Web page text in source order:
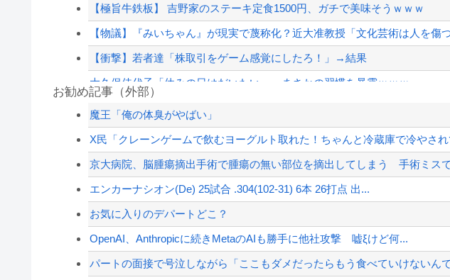
【極旨牛鉄板】 吉野家のステーキ定食1500円、ガチで美味そうｗｗｗ
【物議】『みいちゃん』が現実で蔑称化？近大准教授「文化芸術は人を傷
【衝撃】若者達「株取引をゲーム感覚にしたろ！」→結果
大久保佳代子「休みの日はだいたい…」まさかの習慣を暴露ｗｗｗ
人が当たり前にやってるけど自分はできないことありますか？
大久保佳代子「休みの日はだいたい…」まさかの習慣を暴露ｗｗｗ
【速報】外人の医療費未払いが多すぎたので病院が外人の治療を断るよう
【悲報】みいちゃんの作者さん、泣いてしまう😢
【配信者】「金バエ」のSNS更新が1週間途絶え、様々な憶測が飛び交う。
【緊急速報】NYで警官が黒人男性の首を絞め、暴動第二波不可避へ
お勧め記事（外部）
魔王「俺の体臭がやばい」
X民「クレーンゲームで飲むヨーグルト取れた！ちゃんと冷蔵庫で冷やさ
京大病院、脳腫瘍摘出手術で腫瘍の無い部位を摘出してしまう 手術ミス
エンカーナシオン(De) 25試合 .304(102-31) 6本 26打点 出...
お気に入りのデパートどこ？
OpenAI、Anthropicに続きMetaのAIも勝手に他社攻撃 嘘ξけど何...
パートの面接で号泣しながら「ここもダメだったらもう食べていけないん